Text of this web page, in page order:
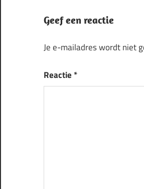
Geef een reactie
Je e-mailadres wordt niet
Reactie *